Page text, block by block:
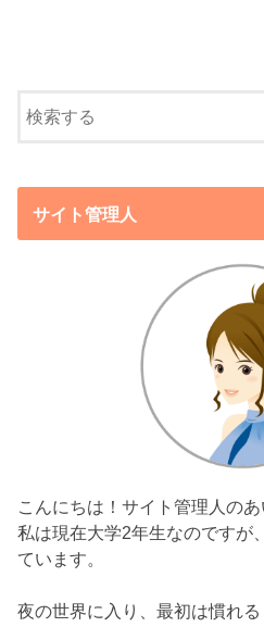
サイト管理人
こんにちは！サイト管理人のあ
私は現在大学2年生なのですが
ています。
夜の世界に入り、最初は慣れ